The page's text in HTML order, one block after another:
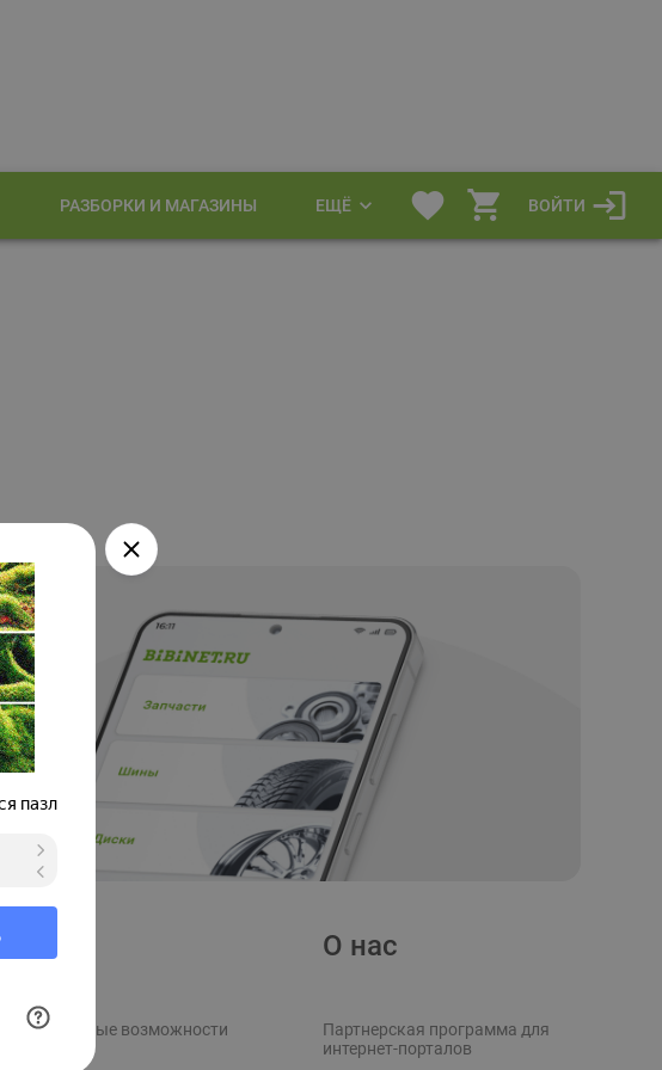
РАЗБОРКИ И МАГАЗИНЫ ЕЩЁ ВОЙТИ
Рекламные возможности
О нас
Партнерская программа для
интернет-порталов